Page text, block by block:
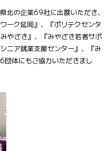
北の企業69社に出展いただき、
ーク延岡』、『ポリテクセンタ
やざき』、『みやざき若者サポ
ニア就業支援センター』、『み
団体にもご協力いただきまし